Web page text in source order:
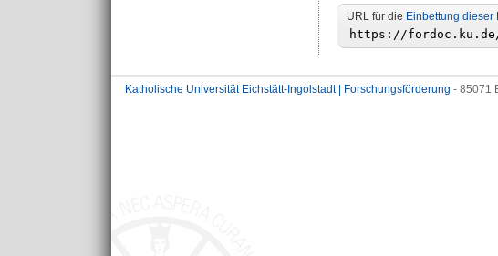
URL für die Einbettung dieser
Katholische Universität Eichstätt-Ingolstadt | Forschungsförderung - 85071